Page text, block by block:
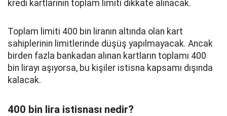
kredi kartlarının toplam limiti dikkate alınacak.
Toplam limiti 400 bin liranın altında olan kart
sahiplerinin limitlerinde düşüş yapılmayacak. Ancak
birden fazla bankadan alınan kartların toplamı 400
bin lirayı aşıyorsa, bu kişiler istisna kapsamı dışında
kalacak.
400 bin lira istisnası nedir?